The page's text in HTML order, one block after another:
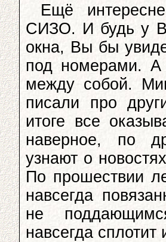
Ещё
СИЗО. И будь у
окна, Вы бы
под номерами. А
между собой.
писали про
итоге все
наверное, по
узнают о
По прошествии
навсегда
не
навсегда